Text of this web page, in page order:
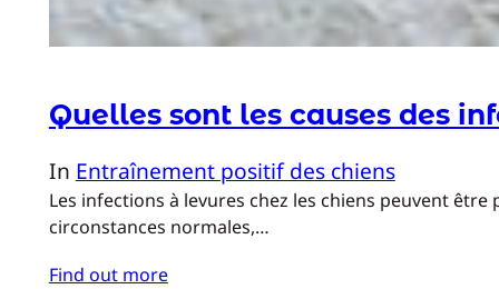
Quelles sont les causes des
In Entraînement positif des chiens
Les infections à levures chez les chiens peuvent
circonstances normales,…
Find out more